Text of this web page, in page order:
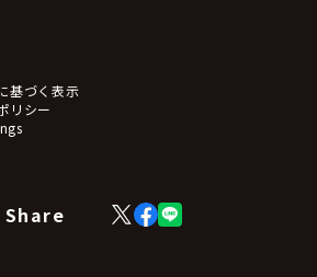
ール・カード
・ポスター
ター
ー
基づく表示
リシー
Share
X
(Twitter)
Facebook
LINE